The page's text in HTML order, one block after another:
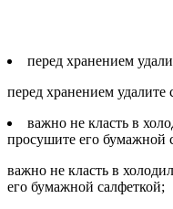
перед хранением
перед хранением удалите
важно не класть в
просушите его бумажной
важно не класть в
его бумажной салфеткой;